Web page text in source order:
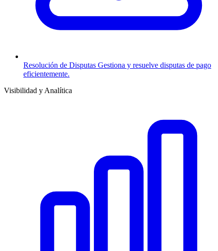
Resolución de Disputas Gestiona y resuelve disputas de pago
eficientemente.
Visibilidad y Analítica